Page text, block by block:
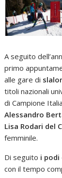
A seguito
primo
alle gare di
titoli nazionali
di Campione
Alessandro
Lisa Rodari del
femminile.
Di seguito i podi
con il tempo